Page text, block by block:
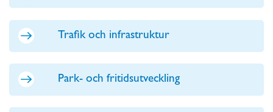
Trafik och infrastruktur
Park- och fritidsutveckling